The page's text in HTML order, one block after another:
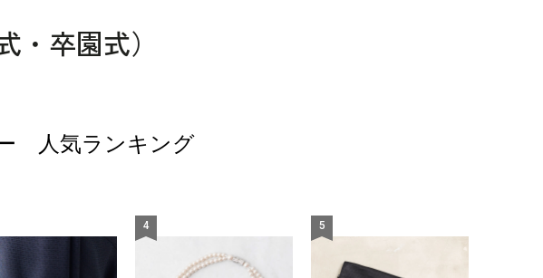
・卒園式）
人気ランキング
4 5